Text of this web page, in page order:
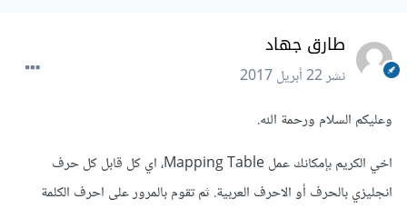
طارق جهاد
نشر22 أبريل 2017
وعليكم السلام ورحمة الله.
اخي الكريم بإمكانك عمل Mapping Table، اي كل قابل كل حرف
انجليزي بالحرف أو الاحرف العربية. ثم تقوم بالمرور على احرف الكلمة